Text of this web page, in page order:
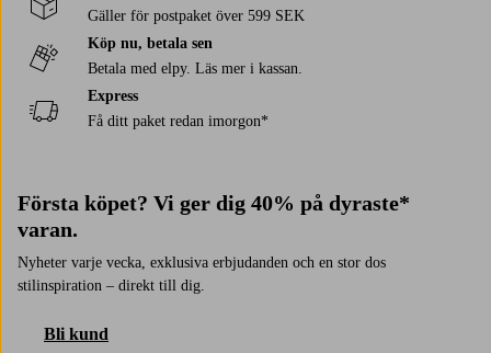
Gäller för postpaket över 599 SEK
Köp nu, betala sen
Betala med elpy. Läs mer i kassan.
Express
Få ditt paket redan imorgon*
Första köpet? Vi ger dig 40% på dyraste*
varan.
Nyheter varje vecka, exklusiva erbjudanden och en stor dos
stilinspiration – direkt till dig.
Bli kund